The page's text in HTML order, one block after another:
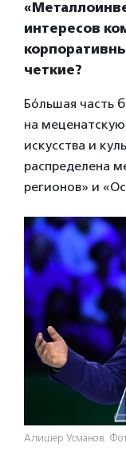
интересов
четкие?
Бо́льшая часть
на
искусства и
распределена
регионов» и
Алишер Усманов.